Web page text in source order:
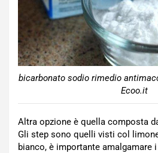
bicarbonato sodio rimedio
Ecoo.it
Altra opzione è quella composta
Gli step sono quelli visti col
bianco, è importante amalgamare